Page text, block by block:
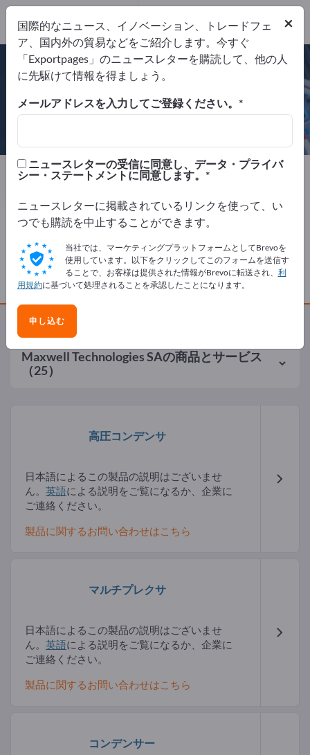
製造元 スイス
Website
製品
リクエストを送信
電話
Maxwell Technologies SAの商品とサービス
（25）
高圧コンデンサ
日本語によるこの製品の説明はございませ
ん。 英語による説明をご覧になるか、企業に
ご連絡ください。
製品に関するお問い合わせはこちら
マルチプレクサ
日本語によるこの製品の説明はございませ
ん。 英語による説明をご覧になるか、企業に
ご連絡ください。
製品に関するお問い合わせはこちら
コンデンサー
×
国際的なニュース、イノベーション、トレードフェ
ア、国内外の貿易などをご紹介します。今すぐ
「Exportpages」のニュースレターを購読して、他の人
に先駆けて情報を得ましょう。
メールアドレスを入力してご登録ください。
ニュースレターの受信に同意し、データ・プライバ
シー・ステートメントに同意します。
ニュースレターに掲載されているリンクを使って、い
つでも購読を中止することができます。
当社では、マーケティングプラットフォームとしてBrevoを
使用しています。以下をクリックしてこのフォームを送信す
ることで、お客様は提供された情報がBrevoに転送され、 利
用規約に基づいて処理されることを承認したことになります。
申し込む